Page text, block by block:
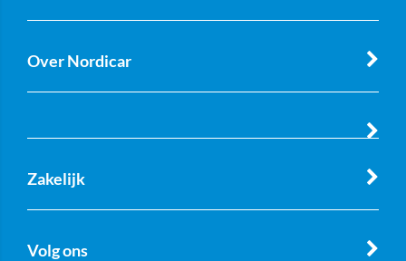
Over Nordicar
Zakelijk
Volg ons